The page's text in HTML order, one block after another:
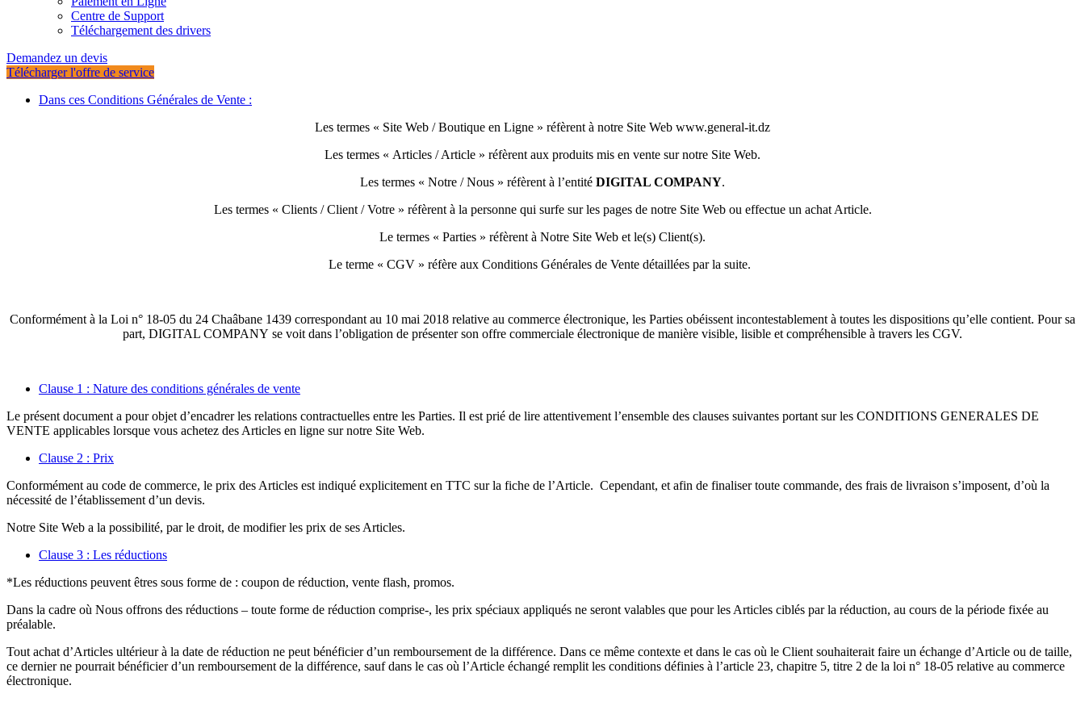
Centre de Support
Téléchargement des drivers
Demandez un devis
Télécharger l'offre de service
Dans ces Conditions Générales de Vente :
Les termes « Site Web / Boutique en Ligne » réfèrent à notre Site Web www.general-it.dz
Les termes « Articles / Article » réfèrent aux produits mis en vente sur notre Site Web.
Les termes « Notre / Nous » réfèrent à l’entité DIGITAL COMPANY.
Les termes « Clients / Client / Votre » réfèrent à la personne qui surfe sur les pages de notre Site Web ou effectue un achat Article.
Le termes « Parties » réfèrent à Notre Site Web et le(s) Client(s).
Le terme « CGV » réfère aux Conditions Générales de Vente détaillées par la suite.
Conformément à la Loi n° 18-05 du 24 Chaâbane 1439 correspondant au 10 mai 2018 relative au commerce électronique, les Parties obéissent incontestablement à toutes les dispositions qu’elle contient. Pour sa
part, DIGITAL COMPANY se voit dans l’obligation de présenter son offre commerciale électronique de manière visible, lisible et compréhensible à travers les CGV.
Clause 1 : Nature des conditions générales de vente
Le présent document a pour objet d’encadrer les relations contractuelles entre les Parties. Il est prié de lire attentivement l’ensemble des clauses suivantes portant sur les CONDITIONS GENERALES DE
VENTE applicables lorsque vous achetez des Articles en ligne sur notre Site Web.
Clause 2 : Prix
Conformément au code de commerce, le prix des Articles est indiqué explicitement en TTC sur la fiche de l’Article. Cependant, et afin de finaliser toute commande, des frais de livraison s’imposent, d’où la
nécessité de l’établissement d’un devis.
Notre Site Web a la possibilité, par le droit, de modifier les prix de ses Articles.
Clause 3 : Les réductions
*Les réductions peuvent êtres sous forme de : coupon de réduction, vente flash, promos.
Dans la cadre où Nous offrons des réductions – toute forme de réduction comprise-, les prix spéciaux appliqués ne seront valables que pour les Articles ciblés par la réduction, au cours de la période fixée au
préalable.
Tout achat d’Articles ultérieur à la date de réduction ne peut bénéficier d’un remboursement de la différence. Dans ce même contexte et dans le cas où le Client souhaiterait faire un échange d’Article ou de taille,
ce dernier ne pourrait bénéficier d’un remboursement de la différence, sauf dans le cas où l’Article échangé remplit les conditions définies à l’article 23, chapitre 5, titre 2 de la loi n° 18-05 relative au commerce
électronique.